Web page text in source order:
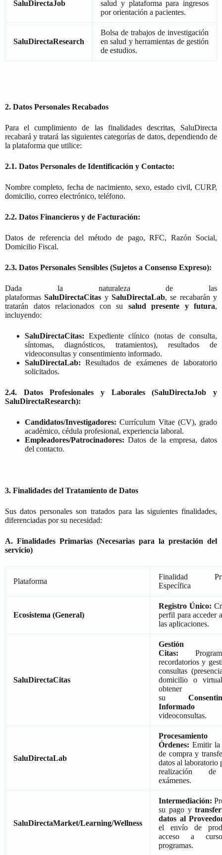
SaluDirectaJob
salud y plataforma para ingresos
por orientación a pacientes.
SaluDirectaResearch
Bolsa de trabajos de investigación
en salud y herramientas de gestión
de estudios.
2. Datos Personales Recabados
Para el cumplimiento de las finalidades descritas, SaluDirecta
recabará y tratará las siguientes categorías de datos, dependiendo de
la plataforma que utilice:
2.1. Datos Personales de Identificación y Contacto:
Nombre completo, fecha de nacimiento, sexo, estado civil, CURP,
domicilio, correo electrónico, teléfono.
2.2. Datos Financieros y de Facturación:
Datos de referencia del método de pago, RFC, Razón Social,
Domicilio Fiscal.
2.3. Datos Personales Sensibles (Sujetos a Consenso Expreso):
Dada la naturaleza de las
plataformasSaluDirectaCitas ySaluDirectaLab, se recabarán y
tratarán datos relacionados con su salud presente y futura,
incluyendo:
SaluDirectaCitas: Expediente clínico (notas de consulta,
síntomas, diagnósticos, tratamientos), resultados de
videoconsultas y consentimiento informado.
SaluDirectaLab: Resultados de exámenes de laboratorio
solicitados.
2.4. Datos Profesionales y Laborales (SaluDirectaJob y
SaluDirectaResearch):
Candidatos/Investigadores: Currículum Vitae (CV), grado
académico, cédula profesional, experiencia laboral.
Empleadores/Patrocinadores: Datos de la empresa, datos
del contacto.
3. Finalidades del Tratamiento de Datos
Sus datos personales son tratados para las siguientes finalidades,
diferenciadas por su necesidad:
A. Finalidades Primarias (Necesarias para la prestación del
servicio)
Plataforma
Finalidad
Específica
Ecosistema (General)
Registro Único:
perfil para acceder
las aplicaciones.
SaluDirectaCitas
Gestión
Citas:
recordatorios y
consultas
domicilio o
obtener
su
Informado
videoconsultas.
SaluDirectaLab
Órdenes: Emitir la
de compra y
datos al laboratorio
realización
exámenes.
SaluDirectaMarket/Learning/Wellness
Intermediación:
su pago y
datos al
el envío de
acceso a
programas.